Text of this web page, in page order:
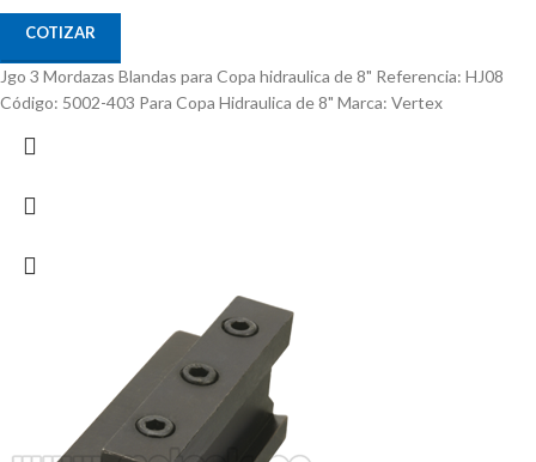
COTIZAR
Jgo 3 Mordazas Blandas para Copa hidraulica de 8" Referencia: HJ08
Código: 5002-403 Para Copa Hidraulica de 8" Marca: Vertex